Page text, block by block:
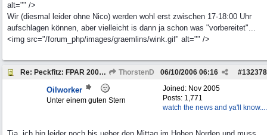
alt="" />
Wir (diesmal leider ohne Nico) werden wohl erst zwischen 17-18:00 Uhr
aufschlagen können, aber vielleicht is dann ja schon was "vorbereitet"...
<img src="/forum_php/images/graemlins/wink.gif" alt="" />
Re: Peckfitz: FPAR 2006 vom 06. bis 08.10.2006 ThorstenD #132378
06/10/2006 06:16
Joined: Nov 2005
Posts: 1,771
watch the news and ya'll know....
Oilworker
Unter einem guten Stern